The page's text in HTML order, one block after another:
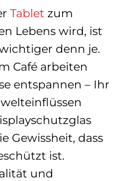
Tablet zum
Lebens wird, ist
denn je.
Café arbeiten
entspannen – Ihr
Gewissheit, dass
ist.
und